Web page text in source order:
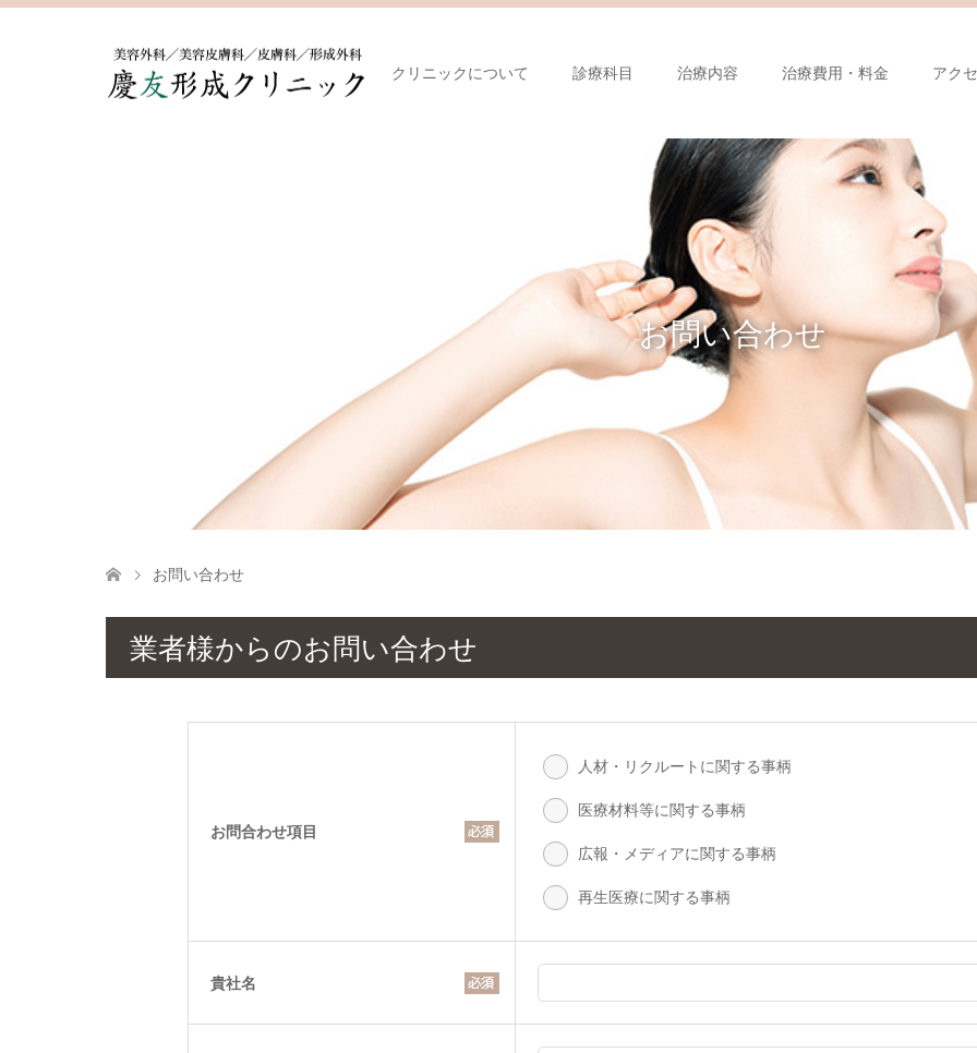
クリニックについて 診療科目 治療内容 治療費用・料金 アク
お問い合わせ
お問い合わせ
業者様からのお問い合わせ
お問合わせ項目
人材・リクルートに関する事柄
医療材料等に関する事柄
広報・メディアに関する事柄
再生医療に関する事柄
貴社名